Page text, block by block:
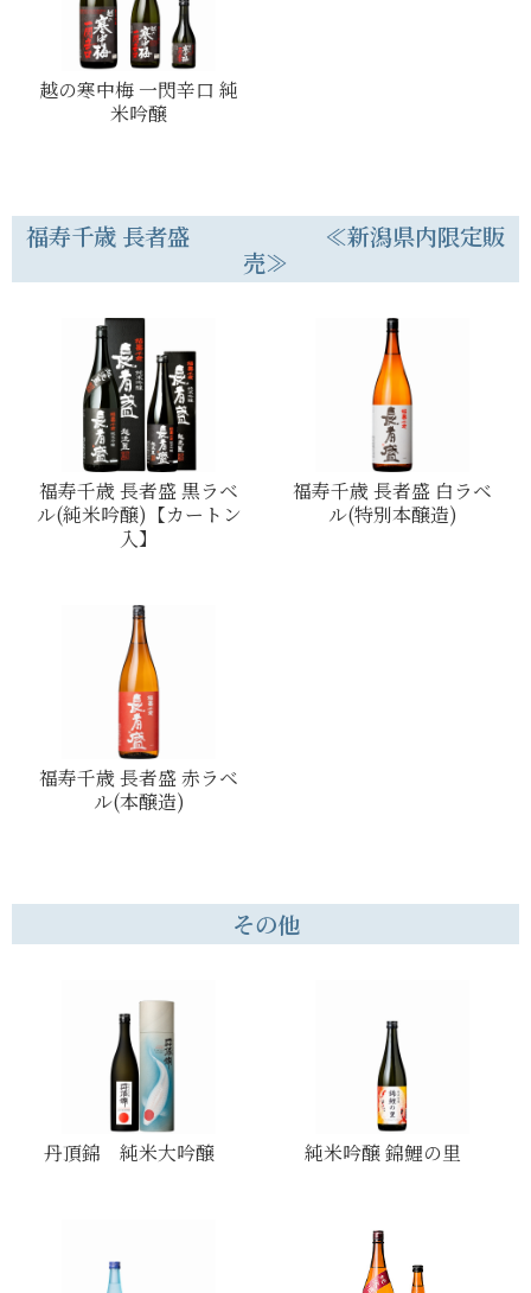
越の寒中梅 一閃辛口 純
米吟醸
福寿千歳 長者盛 ≪新潟県内限定販
売≫
福寿千歳 長者盛 黒ラベ
ル(純米吟醸)【カートン
入】
福寿千歳 長者盛 白ラベ
ル(特別本醸造)
福寿千歳 長者盛 赤ラベ
ル(本醸造)
その他
丹頂錦 純米大吟醸 純米吟醸 錦鯉の里